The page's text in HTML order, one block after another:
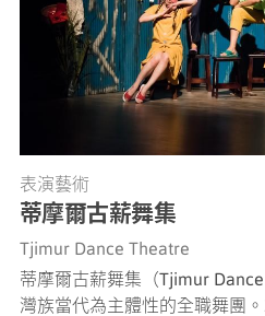
表演藝術
蒂摩爾古薪舞集
Tjimur Dance Theatre
蒂摩爾古薪舞集（Tjimur
灣族當代為主體性的全職舞團